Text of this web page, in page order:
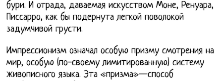
бури. И отрада, даваемая искусством Моне, Ренуара,
Писсарро, как бы подернута легкой поволокой
задумчивой грусти.
Импрессионизм означал особую призму смотрения на
мир, особую (по-своему лимитированную) систему
живописного языка. Эта «призма»—способ